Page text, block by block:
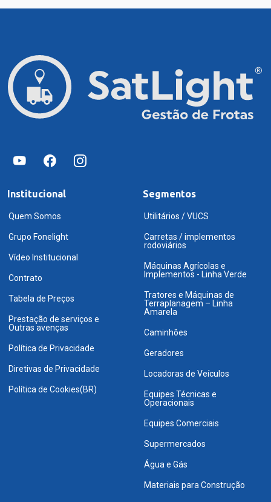
Institucional
Quem Somos
Grupo Fonelight
Vídeo Institucional
Contrato
Tabela de Preços
Prestação de serviços e
Outras avenças
Política de Privacidade
Diretivas de Privacidade
Política de Cookies(BR)
Segmentos
Utilitários / VUCS
Carretas / implementos
rodoviários
Máquinas Agrícolas e
Implementos - Linha Verde
Tratores e Máquinas de
Terraplanagem – Linha
Amarela
Caminhões
Geradores
Locadoras de Veículos
Equipes Técnicas e
Operacionais
Equipes Comerciais
Supermercados
Água e Gás
Materiais para Construção